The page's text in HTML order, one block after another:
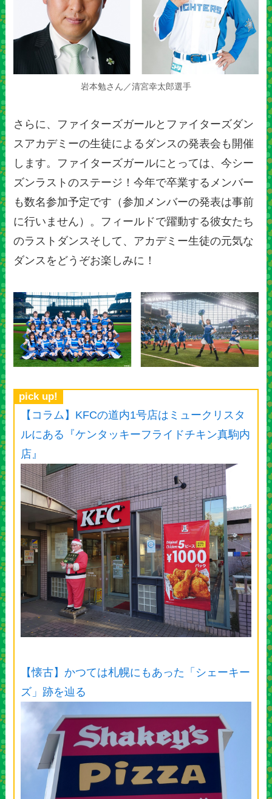
岩本勉さん／清宮幸太郎選手
さらに、ファイターズガールとファイターズダン
スアカデミーの生徒によるダンスの発表会も開催
します。ファイターズガールにとっては、今シー
ズンラストのステージ！今年で卒業するメンバー
も数名参加予定です（参加メンバーの発表は事前
に行いません）。フィールドで躍動する彼女たち
のラストダンスそして、アカデミー生徒の元気な
ダンスをどうぞお楽しみに！
pick up!
【コラム】KFCの道内1号店はミュークリスタ
ルにある『ケンタッキーフライドチキン真駒内
店』
【懐古】かつては札幌にもあった「シェーキー
ズ」跡を辿る